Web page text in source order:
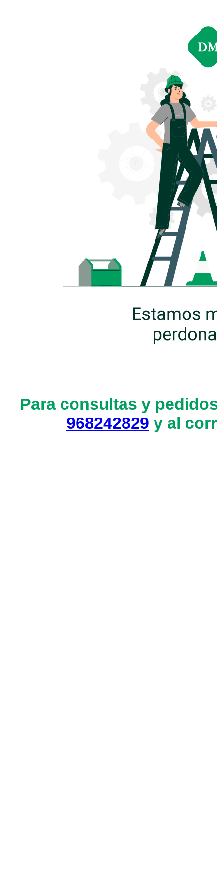
Para consultas y
968242829 y al